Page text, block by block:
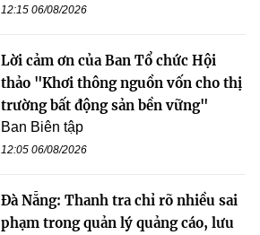
12:15 06/08/2026
Lời cảm ơn của Ban Tổ chức Hội
thảo "Khơi thông nguồn vốn cho thị
trường bất động sản bền vững"
Ban Biên tập
12:05 06/08/2026
Đà Nẵng: Thanh tra chỉ rõ nhiều sai
phạm trong quản lý quảng cáo, lưu